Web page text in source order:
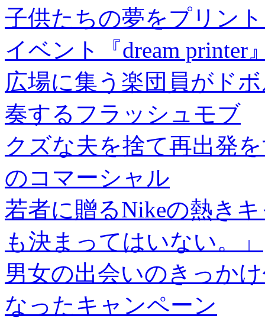
子供たちの夢をプリン
イベント『dream printer
広場に集う楽団員がド
奏するフラッシュモブ
クズな夫を捨て再出発
のコマーシャル
若者に贈るNikeの熱き
も決まってはいない。」
男女の出会いのきっか
なったキャンペーン